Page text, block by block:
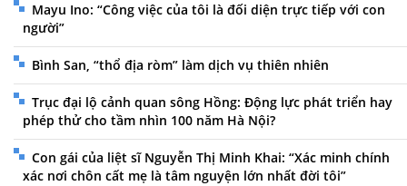
Mayu Ino: “Công việc của tôi là đối diện trực tiếp với con
người”
Bình San, “thổ địa ròm” làm dịch vụ thiên nhiên
Trục đại lộ cảnh quan sông Hồng: Động lực phát triển hay
phép thử cho tầm nhìn 100 năm Hà Nội?
Con gái của liệt sĩ Nguyễn Thị Minh Khai: “Xác minh chính
xác nơi chôn cất mẹ là tâm nguyện lớn nhất đời tôi”